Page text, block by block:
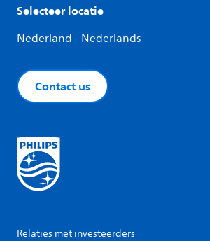
Selecteer locatie
Nederland - Nederlands
Contact us
Relaties met investeerders